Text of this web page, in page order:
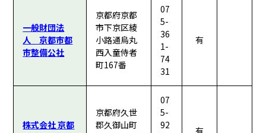
一般財団法
人 京都市都
市整備公社
京都府京都
市下京区綾
小路通烏丸
西入童侍者
町167番
07
5-
36
1-
74
31
有
株式会社 京都
京都府久世
郡久御山町
07
5-
92